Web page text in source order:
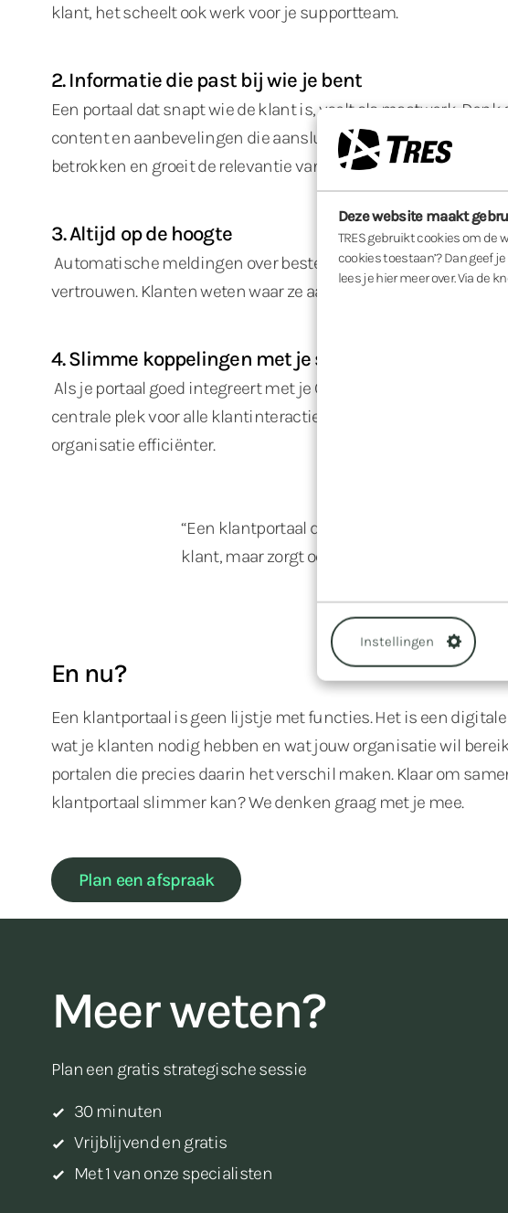
Deze website maakt
TRES gebruikt cookies om de
cookies toestaan’? Dan geef
lees je hier meer over. Via de
Instellingen
klant, het scheelt ook werk voor je supportteam.
2. Informatie die past bij wie je bent
Een portaal dat snapt wie de klant is, voelt als maatwerk.
content en aanbevelingen die aansluiten op gedrag en
betrokken en groeit de relevantie van je dienstverlening.
3. Altijd op de hoogte
Automatische meldingen over bestellingen, wijzigingen of
vertrouwen. Klanten weten waar ze aan toe zijn en voelen zich
4. Slimme koppelingen met je systemen
Als je portaal goed integreert met je CRM, ERP of e-
centrale plek voor alle klantinteractie. Dat zorgt voor een
organisatie efficiënter.
“Een klantportaal dat slim is ingericht, biedt
klant, maar zorgt ook voor efficiëntie in je
En nu?
Een klantportaal is geen lijstje met functies. Het is een
wat je klanten nodig hebben en wat jouw organisatie wil
portalen die precies daarin het verschil maken. Klaar om
klantportaal slimmer kan? We denken graag met je mee.
Plan een afspraak
Meer weten?
Plan een gratis strategische sessie
30 minuten
Vrijblijvend en gratis
Met 1 van onze specialisten